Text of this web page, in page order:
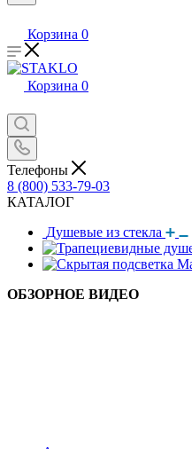
Корзина 0
Корзина 0
Телефоны
8 (800) 533-79-03
КАТАЛОГ
Душевые из стекла
ОБЗОРНОЕ ВИДЕО